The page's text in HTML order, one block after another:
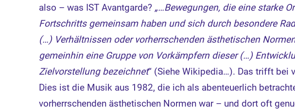
also – was IST Avantgarde? „…Bewegungen, die eine starke
Fortschritts gemeinsam haben und sich durch besondere
(…) Verhältnissen oder vorherrschenden ästhetischen
gemeinhin eine Gruppe von Vorkämpfern dieser (…)
Zielvorstellung bezeichnet“ (Siehe Wikipedia…). Das trifft bei
Dies ist die Musik aus 1982, die ich als abenteuerlich
vorherrschenden ästhetischen Normen war – und dort oft